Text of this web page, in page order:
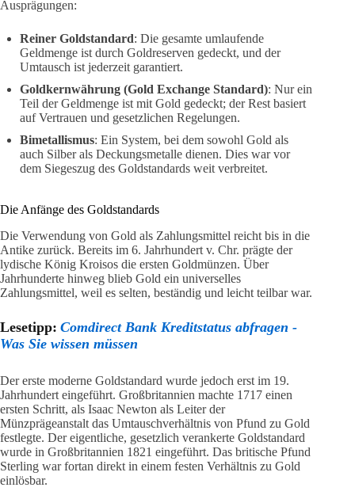
Ausprägungen:
Reiner Goldstandard: Die gesamte umlaufende
Geldmenge ist durch Goldreserven gedeckt, und der
Umtausch ist jederzeit garantiert.
Goldkernwährung (Gold Exchange Standard): Nur ein
Teil der Geldmenge ist mit Gold gedeckt; der Rest basiert
auf Vertrauen und gesetzlichen Regelungen.
Bimetallismus: Ein System, bei dem sowohl Gold als
auch Silber als Deckungsmetalle dienen. Dies war vor
dem Siegeszug des Goldstandards weit verbreitet.
Die Anfänge des Goldstandards
Die Verwendung von Gold als Zahlungsmittel reicht bis in die
Antike zurück. Bereits im 6. Jahrhundert v. Chr. prägte der
lydische König Kroisos die ersten Goldmünzen. Über
Jahrhunderte hinweg blieb Gold ein universelles
Zahlungsmittel, weil es selten, beständig und leicht teilbar war.
Lesetipp: Comdirect Bank Kreditstatus abfragen -
Was Sie wissen müssen
Der erste moderne Goldstandard wurde jedoch erst im 19.
Jahrhundert eingeführt. Großbritannien machte 1717 einen
ersten Schritt, als Isaac Newton als Leiter der
Münzprägeanstalt das Umtauschverhältnis von Pfund zu Gold
festlegte. Der eigentliche, gesetzlich verankerte Goldstandard
wurde in Großbritannien 1821 eingeführt. Das britische Pfund
Sterling war fortan direkt in einem festen Verhältnis zu Gold
einlösbar.